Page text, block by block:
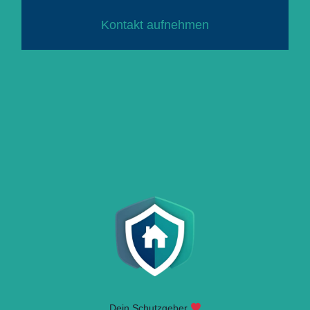
Kontakt aufnehmen
Dein Schutzgeber